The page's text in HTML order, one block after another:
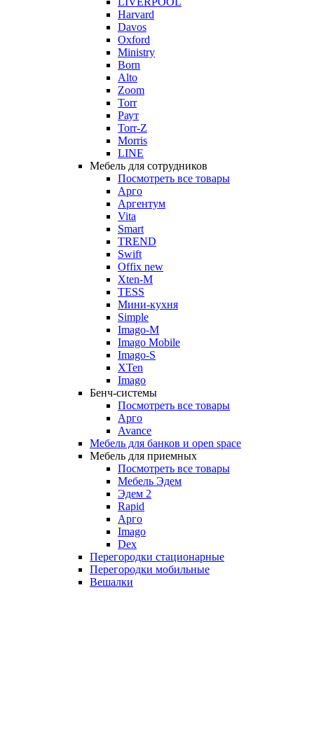
Harvard
Davos
Oxford
Ministry
Born
Alto
Zoom
Torr
Раут
Torr-Z
Morris
LINE
Мебель для сотрудников
Посмотреть все товары
Арго
Аргентум
Vita
Smart
TREND
Swift
Offix new
Xten-M
TESS
Мини-кухня
Simple
Imago-M
Imago Mobile
Imago-S
XTen
Imago
Бенч-системы
Посмотреть все товары
Арго
Avance
Мебель для банков и open space
Мебель для приемных
Посмотреть все товары
Мебель Эдем
Эдем 2
Rapid
Арго
Imago
Dex
Перегородки стационарные
Перегородки мобильные
Вешалки